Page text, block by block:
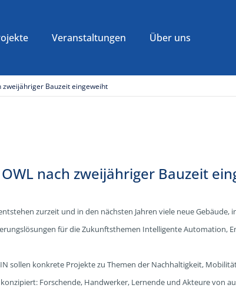
Veranstaltungen Über uns
zweijähriger Bauzeit eingeweiht
nach zweijähriger Bauzeit
zurzeit und in den nächsten Jahren viele neue Gebäude,
für die Zukunftsthemen Intelligente Automation,
sollen konkrete Projekte zu Themen der Nachhaltigkeit,
Forschende, Handwerker, Lernende und Akteure von